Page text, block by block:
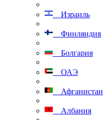
Израиль
Финляндия
Болгария
ОАЭ
Афганистан
Албания